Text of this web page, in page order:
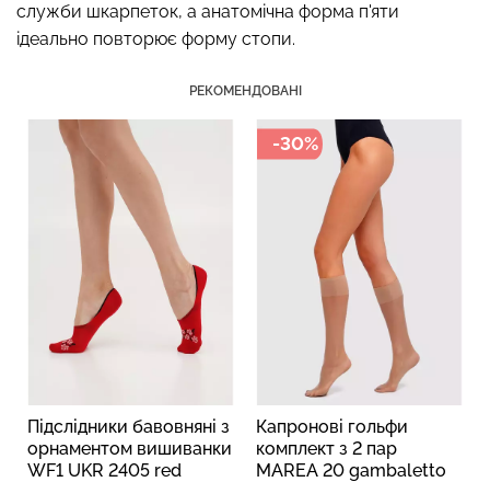
служби шкарпеток, а анатомічна форма п'яти
ідеально повторює форму стопи.
РЕКОМЕНДОВАНІ
Підслідники бавовняні з
орнаментом вишиванки
WF1 UKR 2405 red
-30%
Капронові гольфи
комплект з 2 пар
MAREA 20 gambaletto
BRIEFS (чорний) Giulia
179 грн. 299 грн.
CAMI TOP RIB white (білий)
299 грн.499 грн.